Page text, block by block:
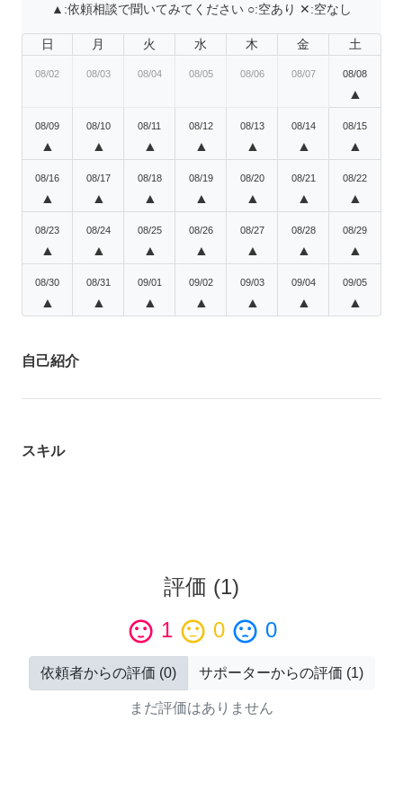
▲:依頼相談で聞いてみてください ○:空あり ✕:空なし
日 月 火 水 木 金 土
08/02 08/03 08/04 08/05 08/06 08/07 08/08
▲
08/09
▲
08/10
▲
08/11
▲
08/12
▲
08/13
▲
08/14
▲
08/15
▲
08/16
▲
08/17
▲
08/18
▲
08/19
▲
08/20
▲
08/21
▲
08/22
▲
08/23
▲
08/24
▲
08/25
▲
08/26
▲
08/27
▲
08/28
▲
08/29
▲
08/30
▲
08/31
▲
09/01
▲
09/02
▲
09/03
▲
09/04
▲
09/05
▲
自己紹介
スキル
評価 (1)
sentiment_satisfied 1 sentiment_neutral 0 sentiment_dissatisfied 0
依頼者からの評価 (0) サポーターからの評価 (1)
まだ評価はありません